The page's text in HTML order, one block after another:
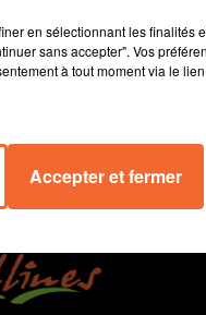
en sélectionnant les finalités
sans accepter". Vos
à tout moment via le
Accepter et fermer